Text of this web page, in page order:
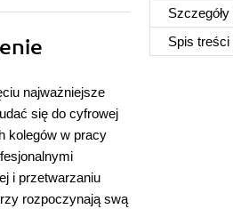
Szczegóły
Spis treści
najważniejsze
się do cyfrowej
kolegów w pracy
i przetwarzaniu
rozpoczynają swą